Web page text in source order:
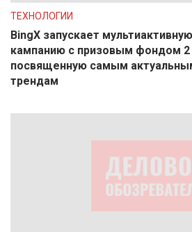
ТЕХНОЛОГИИ
BingX запускает
кампанию с призовым фондом 2
посвященную самым
трендам